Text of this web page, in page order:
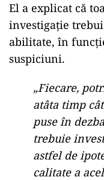
El a explicat că
investigație
abilitate, în
suspiciuni.
„Fiecare,
atâta timp
puse în
trebuie
astfel de
calitate a